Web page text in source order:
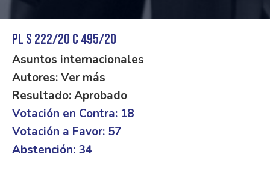
PL S 222/20 C 495/20
Asuntos internacionales
Autores: Ver más
Resultado: Aprobado
Votación en Contra: 18
Votación a Favor: 57
Abstención: 34